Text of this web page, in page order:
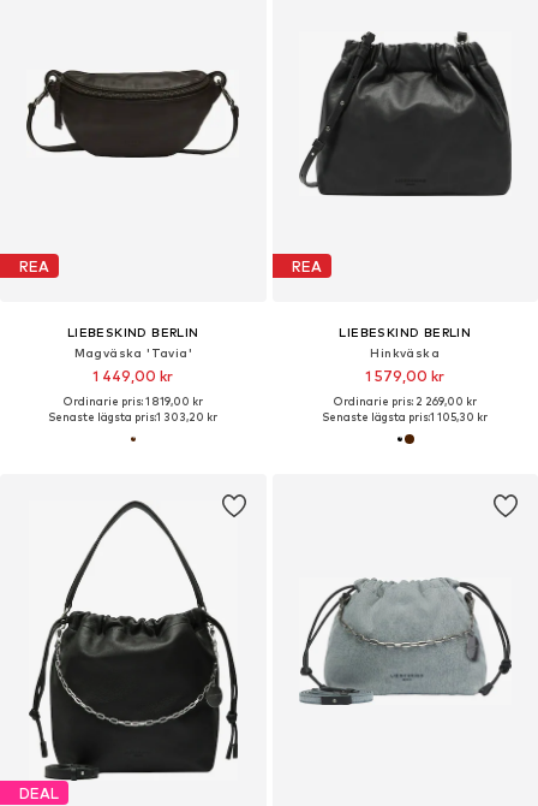
REA
LIEBESKIND BERLIN
Magväska 'Tavia'
1 449,00 kr
Ordinarie pris: 1 819,00 kr
Senaste lägsta pris:1 303,20 kr
REA
LIEBESKIND BERLIN
Hinkväska
1 579,00 kr
Ordinarie pris: 2 269,00 kr
Senaste lägsta pris:1 105,30 kr
DEAL